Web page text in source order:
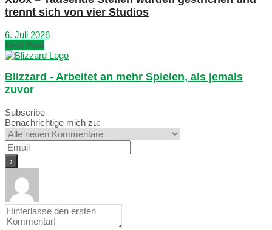
trennt sich von vier Studios
6. Juli 2026
Next Post
Blizzard - Arbeitet an mehr Spielen, als jemals
zuvor
Subscribe
Benachrichtige mich zu: